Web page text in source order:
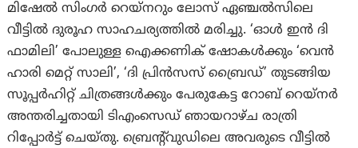
മിഷേൽ സിംഗർ റെയ്‌നറും ലോസ് ഏഞ്ചൽസിലെ
വീട്ടിൽ ദുരൂഹ സാഹചര്യത്തിൽ മരിച്ചു. ‘ഓൾ ഇൻ ദി
ഫാമിലി’ പോലുള്ള ഐക്കണിക് ഷോകൾക്കും ‘വെൻ
ഹാരി മെറ്റ് സാലി’, ‘ദി പ്രിൻസസ് ബ്രൈഡ്’ തുടങ്ങിയ
സൂപ്പർഹിറ്റ് ചിത്രങ്ങൾക്കും പേരുകേട്ട റോബ് റെയ്‌നർ
അന്തരിച്ചതായി ടിഎംസെഡ് ഞായറാഴ്ച രാത്രി
റിപ്പോർട്ട് ചെയ്തു. ബ്രെന്റ്‌വുഡിലെ അവരുടെ വീട്ടിൽ